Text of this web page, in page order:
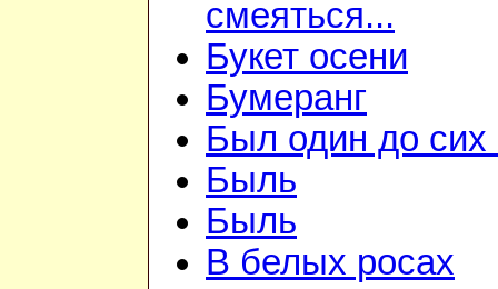
смеяться...
Букет осени
Бумеранг
Был один до сих
Быль
Быль
В белых росах